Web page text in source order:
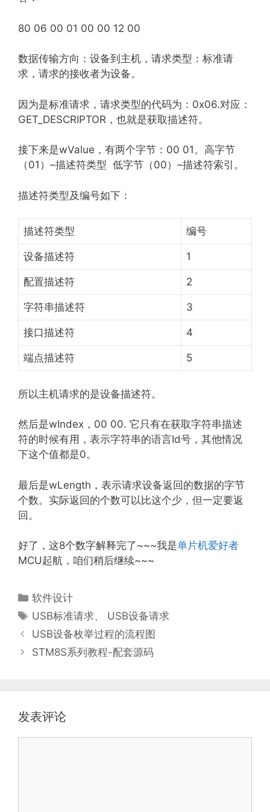
80 06 00 01 00 00 12 00
数据传输方向：设备到主机，请求类型：标准请
求，请求的接收者为设备。
因为是标准请求，请求类型的代码为：0x06.对应：
GET_DESCRIPTOR，也就是获取描述符。
接下来是wValue，有两个字节：00 01。高字节
（01）–描述符类型 低字节（00）–描述符索引。
描述符类型及编号如下：
描述符类型 编号
设备描述符 1
配置描述符 2
字符串描述符 3
接口描述符 4
端点描述符 5
所以主机请求的是设备描述符。
然后是wIndex，00 00. 它只有在获取字符串描述
符的时候有用，表示字符串的语言Id号，其他情况
下这个值都是0。
最后是wLength，表示请求设备返回的数据的字节
个数。实际返回的个数可以比这个少，但一定要返
回。
好了，这8个数字解释完了~~~我是单片机爱好者
MCU起航，咱们稍后继续~~~
分
类
软件设计
标
签
USB标准请求、 USB设备请求
USB设备枚举过程的流程图
STM8S系列教程-配套源码
发表评论